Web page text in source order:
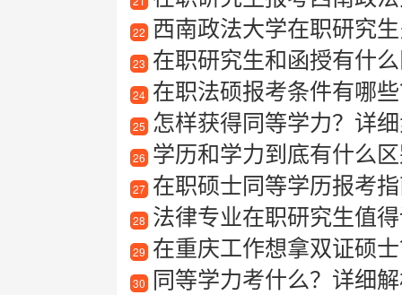
22 西南政法大学在职研究
23 在职研究生和函授有什么
24 在职法硕报考条件有哪
25 怎样获得同等学力？详
26 学历和学力到底有什么
27 在职硕士同等学历报考
28 法律专业在职研究生值
29 在重庆工作想拿双证硕
30 同等学力考什么？详细